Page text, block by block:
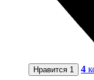
Нравится 1 4